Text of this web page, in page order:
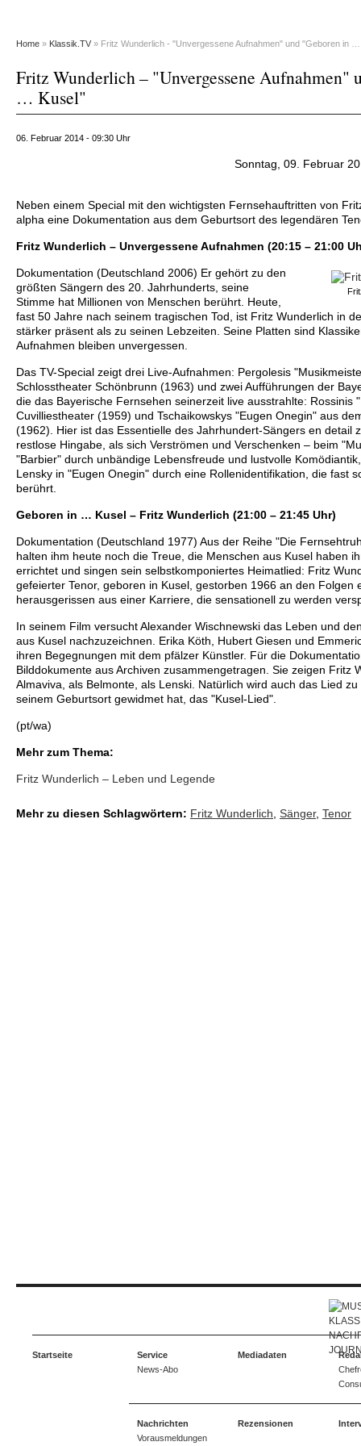
Home » Klassik.TV » Fritz Wunderlich - "Unvergessene Aufnahmen" und "Geboren in
Fritz Wunderlich – "Unvergessene Aufnahmen"
… Kusel"
06. Februar 2014 - 09:30 Uhr
Sonntag, 09. Februar
Neben einem Special mit den wichtigsten Fernsehauftritten von
alpha eine Dokumentation aus dem Geburtsort des legendären
Fritz Wunderlich – Unvergessene Aufnahmen (20:15 – 21:00
Dokumentation (Deutschland 2006) Er gehört zu den
größten Sängern des 20. Jahrhunderts, seine
Stimme hat Millionen von Menschen berührt. Heute,
fast 50 Jahre nach seinem tragischen Tod, ist Fritz Wunderlich in
stärker präsent als zu seinen Lebzeiten. Seine Platten sind
Aufnahmen bleiben unvergessen.
Das TV-Special zeigt drei Live-Aufnahmen: Pergolesis
Schlosstheater Schönbrunn (1963) und zwei Aufführungen der
die das Bayerische Fernsehen seinerzeit live ausstrahlte: Rossinis
Cuvilliestheater (1959) und Tschaikowskys "Eugen Onegin" aus
(1962). Hier ist das Essentielle des Jahrhundert-Sängers en detail
restlose Hingabe, als sich Verströmen und Verschenken – beim
"Barbier" durch unbändige Lebensfreude und lustvolle
Lensky in "Eugen Onegin" durch eine Rollenidentifikation, die fast
berührt.
Geboren in … Kusel – Fritz Wunderlich (21:00 – 21:45 Uhr)
Dokumentation (Deutschland 1977) Aus der Reihe "Die
halten ihm heute noch die Treue, die Menschen aus Kusel haben
errichtet und singen sein selbstkomponiertes Heimatlied: Fritz
gefeierter Tenor, geboren in Kusel, gestorben 1966 an den Folgen
herausgerissen aus einer Karriere, die sensationell zu werden
In seinem Film versucht Alexander Wischnewski das Leben und
aus Kusel nachzuzeichnen. Erika Köth, Hubert Giesen und
ihren Begegnungen mit dem pfälzer Künstler. Für die
Bilddokumente aus Archiven zusammengetragen. Sie zeigen Fritz
Almaviva, als Belmonte, als Lenski. Natürlich wird auch das Lied
seinem Geburtsort gewidmet hat, das "Kusel-Lied".
(pt/wa)
Mehr zum Thema:
Fritz Wunderlich – Leben und Legende
Mehr zu diesen Schlagwörtern: Fritz Wunderlich, Sänger, Tenor
Startseite
Service
News-Abo
Mediadaten
Nachrichten
Vorausmeldungen
Rezensionen